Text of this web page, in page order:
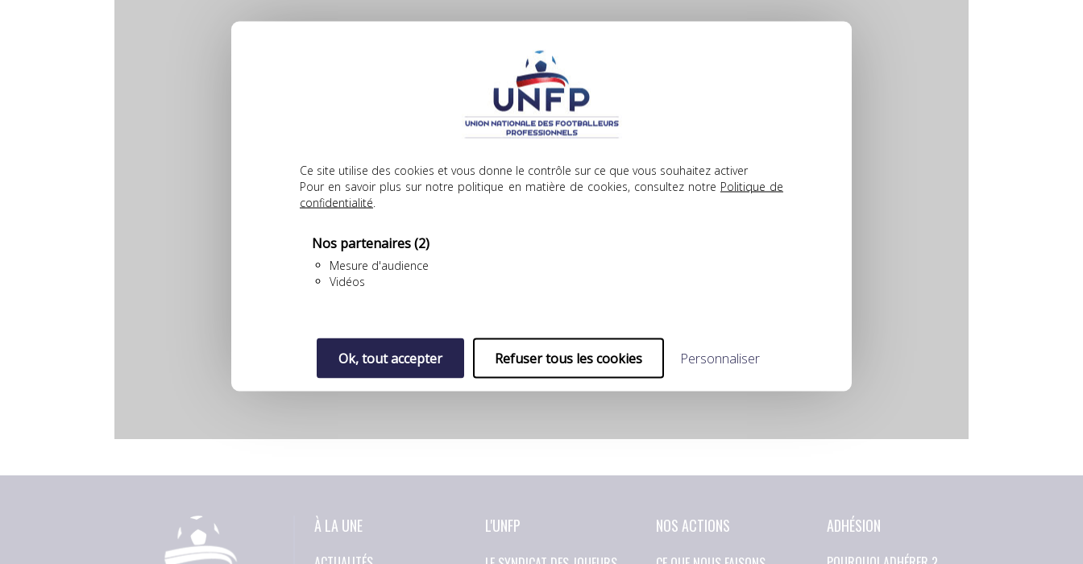
Ce site utilise des cookies et vous donne le contrôle sur ce que vous souhaitez activer
Pour en savoir plus sur notre politique en matière de cookies, consultez notre Politique de
confidentialité
Nos partenaires(2)
Mesure d'audience
Vidéos
Ok, tout accepter Refuser tous les cookies Personnaliser
À LA UNE L'UNFP NOS ACTIONS ADHÉSION